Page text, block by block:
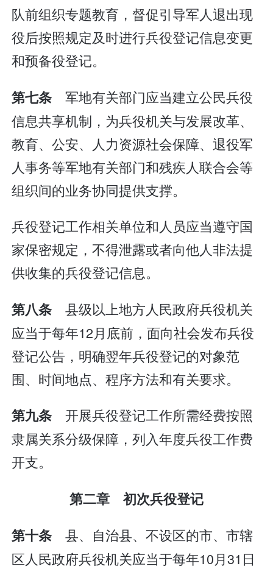
队前组织专题教育，督促引导军人退出现
役后按照规定及时进行兵役登记信息变更
和预备役登记。
第七条军地有关部门应当建立公民兵役
信息共享机制，为兵役机关与发展改革、
教育、公安、人力资源社会保障、退役军
人事务等军地有关部门和残疾人联合会等
组织间的业务协同提供支撑。
兵役登记工作相关单位和人员应当遵守国
家保密规定，不得泄露或者向他人非法提
供收集的兵役登记信息。
第八条县级以上地方人民政府兵役机关
应当于每年12月底前，面向社会发布兵役
登记公告，明确翌年兵役登记的对象范
围、时间地点、程序方法和有关要求。
第九条开展兵役登记工作所需经费按照
隶属关系分级保障，列入年度兵役工作费
开支。
第二章 初次兵役登记
第十条县、自治县、不设区的市、市辖
区人民政府兵役机关应当于每年10月31日